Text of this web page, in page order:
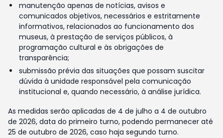
manutenção apenas de notícias, avisos e
comunicados objetivos, necessários e estritamente
informativos, relacionados ao funcionamento dos
museus, à prestação de serviços públicos, à
programação cultural e às obrigações de
transparência;
submissão prévia das situações que possam suscitar
dúvida à unidade responsável pela comunicação
institucional e, quando necessário, à análise jurídica.
As medidas serão aplicadas de 4 de julho a 4 de outubro
de 2026, data do primeiro turno, podendo permanecer até
25 de outubro de 2026, caso haja segundo turno.